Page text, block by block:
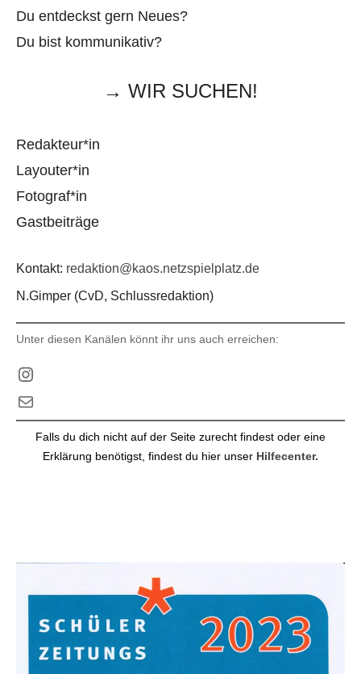
Du entdeckst gern Neues?
Du bist kommunikativ?
→ WIR SUCHEN!
Redakteur*in
Layouter*in
Fotograf*in
Gastbeiträge
Kontakt: redaktion@kaos.netzspielplatz.de
N.Gimper (CvD, Schlussredaktion)
Unter diesen Kanälen könnt ihr uns auch erreichen:
Instagram
E-Mail
Falls du dich nicht auf der Seite zurecht findest oder eine
Erklärung benötigst, findest du hier unser Hilfecenter.